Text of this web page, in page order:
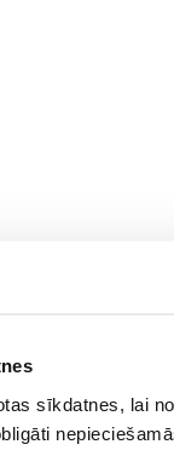
sīkdatnes, lai